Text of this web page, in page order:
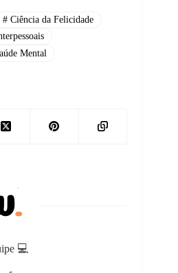
# Ciência da Felicidade
Mental
💻